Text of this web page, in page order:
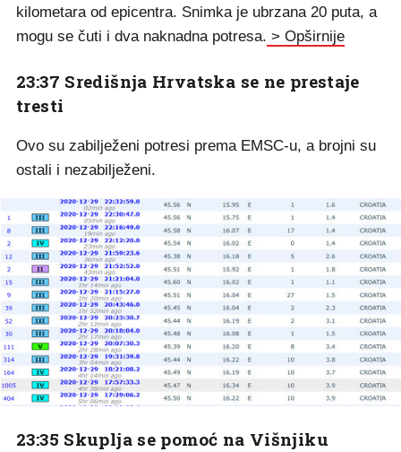
kilometara od epicentra. Snimka je ubrzana 20 puta, a
mogu se čuti i dva naknadna potresa. > Opširnije
23:37 Središnja Hrvatska se ne prestaje
tresti
Ovo su zabilježeni potresi prema EMSC-u, a brojni su
ostali i nezabilježeni.
23:35 Skuplja se pomoć na Višnjiku